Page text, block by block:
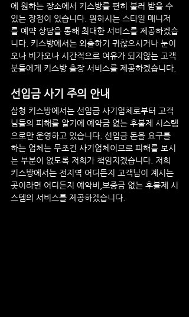
에 원하는 장소에서 키스방를 편히 불러 받을 수
있는 장점이 있습니다. 원하시는 스타일 매니저
를 예약 상담을 통해 최대한 서비스를 제공하겠습
니다. 키스방에서는 외출하기 귀찮으시거나 눈이
오나 비가오나 시간적으로 여유가 되지않는 고객
분들에게 키스방 출장 서비스를 제공하겠습니다.
선입금 사기 주의 안내
삼청 키스방에서는 선입금 사기업체로부터 고객
님들의 피해를 알기에 예약금 없는 후불제 시스템
으로만 운영하고 있습니다. 선입금 돈을 요구를
하는 업체는 무조건 사기업체이므로 피해를 보시
는 부분이 없도록 저희가 책임지겠습니다. 저희
키스방에서는 전지역 어디든지 고객님이 계시는
곳이라면 어디든지 예약비,보증금 없는 후불제 시
스템의 서비스를 제공하겠습니다.